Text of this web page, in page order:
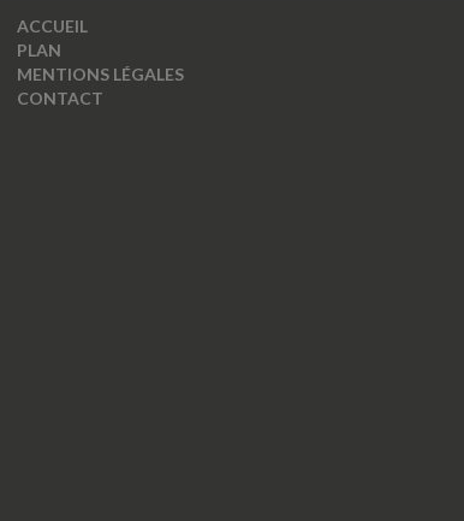
ACCUEIL
PLAN
MENTIONS LÉGALES
CONTACT